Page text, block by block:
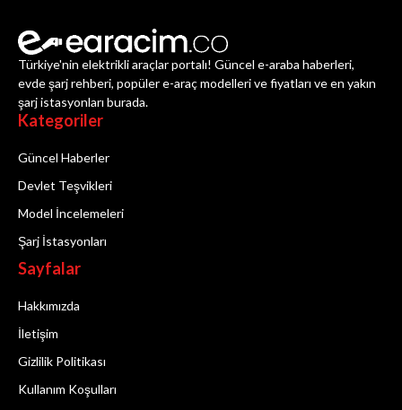
Türkiye'nin elektrikli araçlar portalı! Güncel e-araba haberleri,
evde şarj rehberi, popüler e-araç modelleri ve fiyatları ve en yakın
şarj istasyonları burada.
Kategoriler
Güncel Haberler
Devlet Teşvikleri
Model İncelemeleri
Şarj İstasyonları
Sayfalar
Hakkımızda
İletişim
Gizlilik Politikası
Kullanım Koşulları